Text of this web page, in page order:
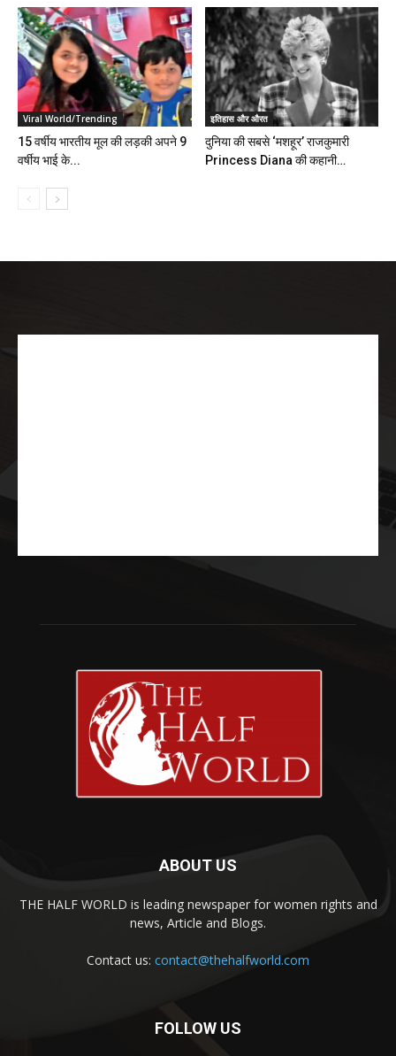
Viral World/Trending
15 वर्षीय भारतीय मूल की लड़की अपने 9
वर्षीय भाई के...
इतिहास और औरत
दुनिया की सबसे ‘मशहूर’ राजकुमारी
Princess Diana की कहानी…
ABOUT US
THE HALF WORLD is leading newspaper for women rights and
news, Article and Blogs.
Contact us: contact@thehalfworld.com
FOLLOW US